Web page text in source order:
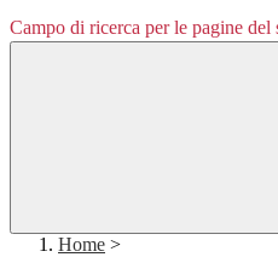
Campo di ricerca per le pagine del
Home >